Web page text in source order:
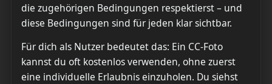
die zugehörigen Bedingungen respektierst – und
diese Bedingungen sind für jeden klar sichtbar.
Für dich als Nutzer bedeutet das: Ein CC-Foto
kannst du oft kostenlos verwenden, ohne zuerst
eine individuelle Erlaubnis einzuholen. Du siehst